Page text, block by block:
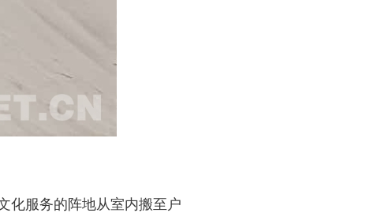
服务的阵地从室内搬至户